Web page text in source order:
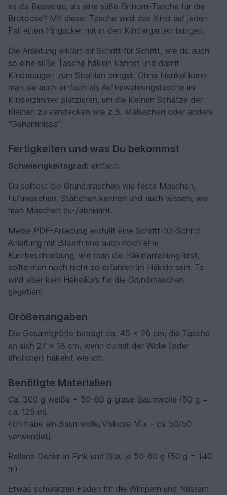
es da Besseres, als eine süße Einhorn-Tasche für die
Brotdose? Mit dieser Tasche wird das Kind auf jeden
Fall einen Hingucker mit in den Kindergarten bringen.
Die Anleitung erklärt dir Schritt für Schritt, wie du auch
so eine süße Tasche häkeln kannst und damit
Kinderaugen zum Strahlen bringst. Ohne Henkel kann
man sie auch einfach als Aufbewahrungstasche im
Kinderzimmer platzieren, um die kleinen Schätze der
Kleinen zu verstecken wie z.B. Malsachen oder andere
"Geheimnisse".
Fertigkeiten und was Du bekommst
Schwierigkeitsgrad: einfach
Du solltest die Grundmaschen wie feste Maschen,
Luftmaschen, Stäbchen kennen und auch wissen, wie
man Maschen zu-/abnimmt.
Meine PDF-Anleitung enthält eine Schritt-für-Schritt
Anleitung mit Bildern und auch noch eine
Kurzbeschreibung, wie man die Häkelanleitung liest,
sollte man noch nicht so erfahren im Häkeln sein. Es
wird aber kein Häkelkurs für die Grundmaschen
gegeben!
Größenangaben
Die Gesamtgröße beträgt ca. 45 x 28 cm, die Tasche
an sich 27 x 18 cm, wenn du mit der Wolle (oder
ähnlicher) häkelst wie ich.
Benötigte Materialien
Ca. 300 g weiße + 50-60 g graue Baumwolle (50 g =
ca. 125 m)
(ich habe ein Baumwolle/Viskose Mix – ca 50/50
verwendet)
Rellana Denim in Pink und Blau je 50-60 g (50 g = 140
m)
Etwas schwarzen Faden für die Wimpern und Nüstern